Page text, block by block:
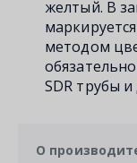
желтый. В
методом
SDR трубы
О